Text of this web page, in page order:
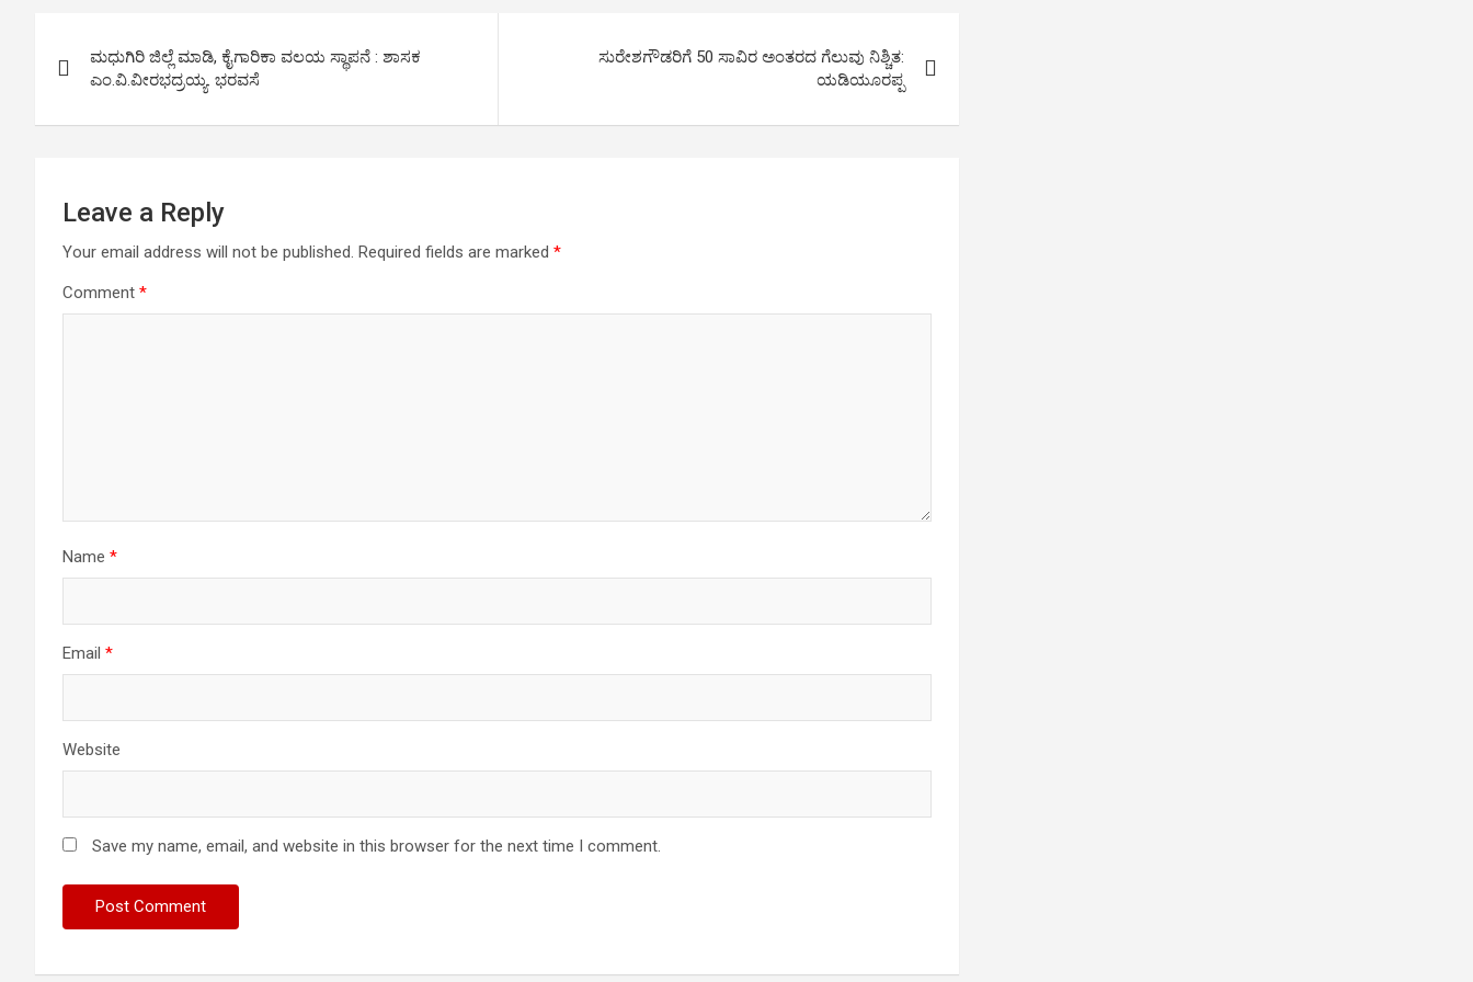
k
p
n
m
navigation
ಮಧುಗಿರಿ ಜಿಲ್ಲೆ ಮಾಡಿ, ಕೈಗಾರಿಕಾ ವಲಯ ಸ್ಥಾಪನೆ : ಶಾಸಕ
ಎಂ.ವಿ.ವೀರಭದ್ರಯ್ಯ. ಭರವಸೆ
ಸುರೇಶಗೌಡರಿಗೆ 50 ಸಾವಿರ ಅಂತರದ ಗೆಲುವು ನಿಶ್ಚಿತ:
ಯಡಿಯೂರಪ್ಪ
Leave a Reply
Your email address will not be published. Required fields are marked *
Comment *
Name *
Email *
Website
Save my name, email, and website in this browser for the next time I comment.